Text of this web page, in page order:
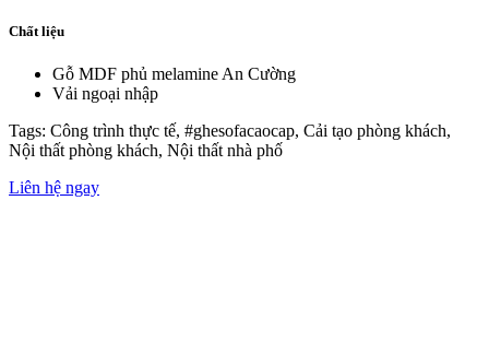
Chất liệu
Gỗ MDF phủ melamine An Cường
Vải ngoại nhập
Tags: Công trình thực tế, #ghesofacaocap, Cải tạo phòng khách,
Nội thất phòng khách, Nội thất nhà phố
Liên hệ ngay